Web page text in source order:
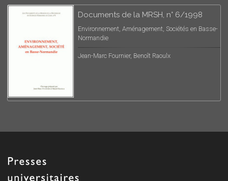
Documents de la MRSH, n° 6/1998
Environnement, Aménagement, Sociétés en Basse-
Normandie
Jean-Marc Fournier, Benoît Raoulx